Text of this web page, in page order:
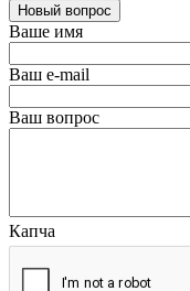
Новый вопрос
Ваше имя
Ваш e-mail
Ваш вопрос
Капча